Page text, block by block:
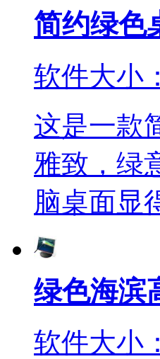
简约绿色
软件大小
这是一款
雅致，绿
脑桌面显
绿色海滨
软件大小